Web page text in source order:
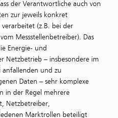
der Verantwortliche auch von
zur jeweils konkret
(z.B. bei der
Messstellenbetreiber). Das
Energie- und
Netzbetrieb – insbesondere im
und zu
Daten – sehr komplexe
in der Regel mehrere
Netzbetreiber,
Marktrollen beteiligt